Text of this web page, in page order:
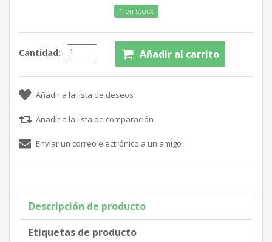
1 en stock
Cantidad:
Descripción de producto
Etiquetas de producto